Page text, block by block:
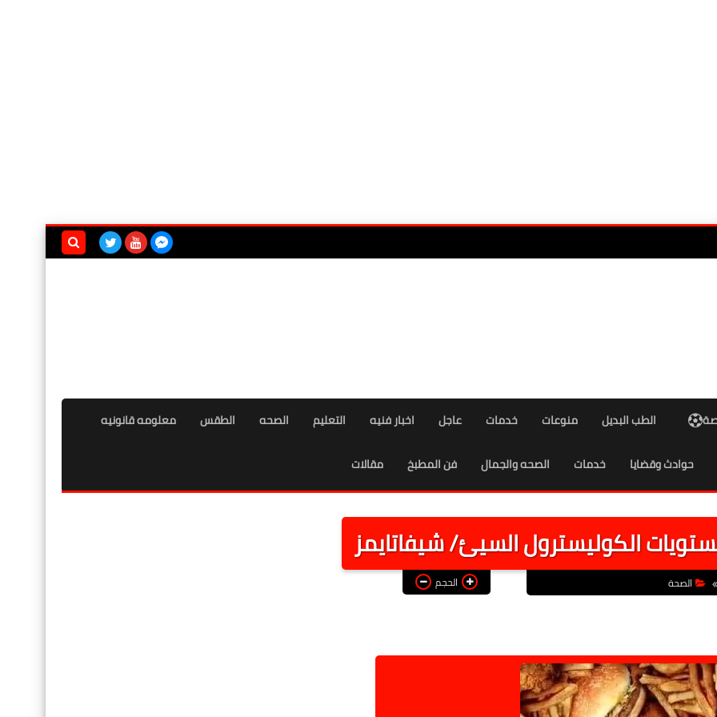
الطب البديل منوعات خدمات عاجل اخبار فنيه التعليم الصحه الطقس معلومه قانونيه
حوادث وقضايا خدمات الصحه والجمال فن المطبخ مقالات
الكوليسترول السيئ/ شيفاتايمز
الصحة الحجم